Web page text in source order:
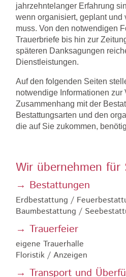
jahrzehntelanger Erfahrung
wenn organisiert, geplant und
muss. Von den notwendigen
Trauerbriefe bis hin zur
späteren Danksagungen
Dienstleistungen.
Auf den folgenden Seiten
notwendige Informationen zur
Zusammenhang mit der
Bestattungsarten und den
die auf Sie zukommen,
Wir übernehmen für
→ Bestattungen
Erdbestattung /
Baumbestattung /
→ Trauerfeier
eigene Trauerhalle
Floristik / Anzeigen
→ Transport und